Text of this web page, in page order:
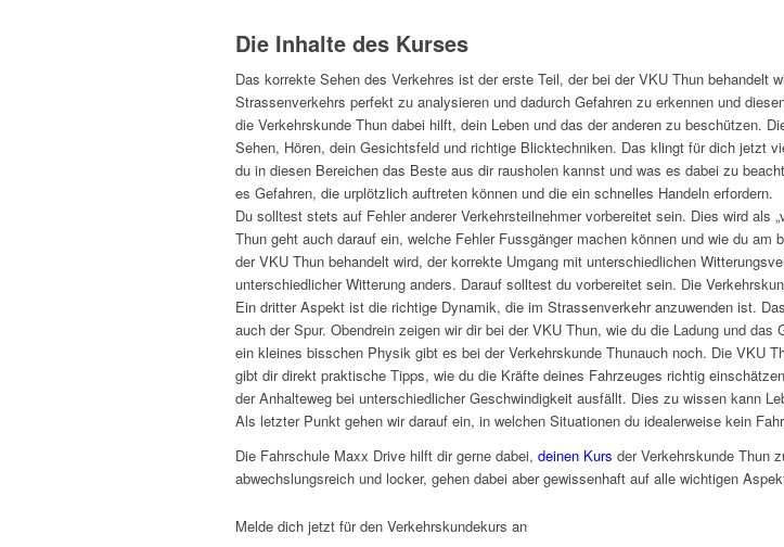
Die Inhalte des Kurses
Das korrekte Sehen des Verkehres ist der erste Teil, der bei der VKU Thun behandelt
Strassenverkehrs perfekt zu analysieren und dadurch Gefahren zu erkennen und
die Verkehrskunde Thun dabei hilft, dein Leben und das der anderen zu beschützen.
Sehen, Hören, dein Gesichtsfeld und richtige Blicktechniken. Das klingt für dich jetzt
du in diesen Bereichen das Beste aus dir rausholen kannst und was es dabei zu
es Gefahren, die urplötzlich auftreten können und die ein schnelles Handeln erfordern.
Du solltest stets auf Fehler anderer Verkehrsteilnehmer vorbereitet sein. Dies wird als
Thun geht auch darauf ein, welche Fehler Fussgänger machen können und wie du
der VKU Thun behandelt wird, der korrekte Umgang mit unterschiedlichen
unterschiedlicher Witterung anders. Darauf solltest du vorbereitet sein. Die
Ein dritter Aspekt ist die richtige Dynamik, die im Strassenverkehr anzuwenden ist.
auch der Spur. Obendrein zeigen wir dir bei der VKU Thun, wie du die Ladung und
ein kleines bisschen Physik gibt es bei der Verkehrskunde Thunauch noch. Die VKU
gibt dir direkt praktische Tipps, wie du die Kräfte deines Fahrzeuges richtig
der Anhalteweg bei unterschiedlicher Geschwindigkeit ausfällt. Dies zu wissen kann
Als letzter Punkt gehen wir darauf ein, in welchen Situationen du idealerweise kein
Die Fahrschule Maxx Drive hilft dir gerne dabei, deinen Kurs der Verkehrskunde Thun
abwechslungsreich und locker, gehen dabei aber gewissenhaft auf alle wichtigen
Melde dich jetzt für den Verkehrskundekurs an